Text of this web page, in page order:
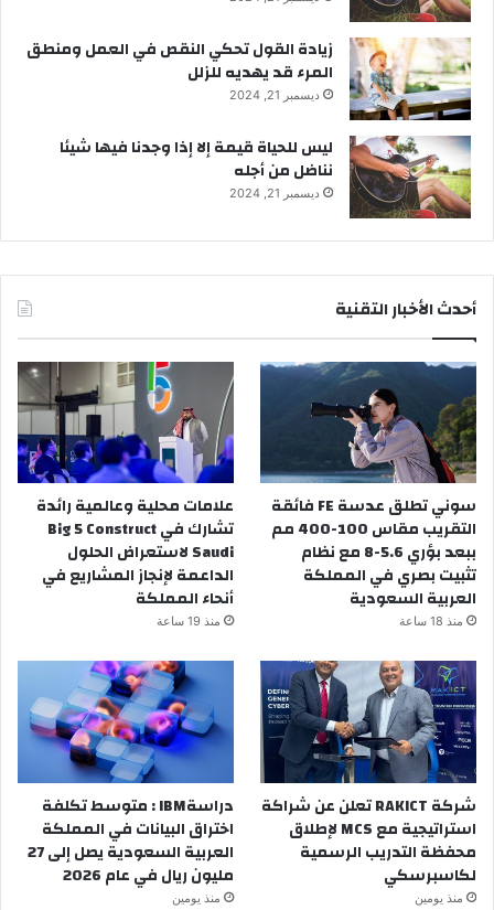
زيادة القول تحكي النقص في العمل ومنطق
المرء قد يهديه للزلل
ديسمبر 21, 2024
ليس للحياة قيمة إلا إذا وجدنا فيها شيئا
نناضل من أجله
ديسمبر 21, 2024
أحدث الأخبار التقنية
سوني تطلق عدسة FE فائقة
التقريب مقاس 100-400 مم
ببعد بؤري 5.6-8 مع نظام
تثبيت بصري في المملكة
العربية السعودية
منذ 18 ساعة
علامات محلية وعالمية رائدة
تشارك في Big 5 Construct
Saudi لاستعراض الحلول
الداعمة لإنجاز المشاريع في
أنحاء المملكة
منذ 19 ساعة
شركة RAKICT تعلن عن شراكة
استراتيجية مع MCS لإطلاق
محفظة التدريب الرسمية
لكاسبرسكي
منذ يومين
دراسةIBM : متوسط تكلفة
اختراق البيانات في المملكة
العربية السعودية يصل إلى 27
مليون ريال في عام 2026
منذ يومين